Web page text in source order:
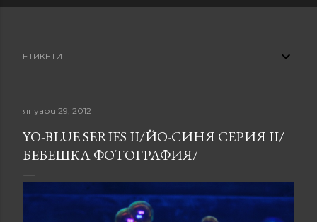
ЕТИКЕТИ
януари 29, 2012
YO-BLUE SERIES II/ЙО-СИНЯ СЕРИЯ II/
БЕБЕШКА ФОТОГРАФИЯ/